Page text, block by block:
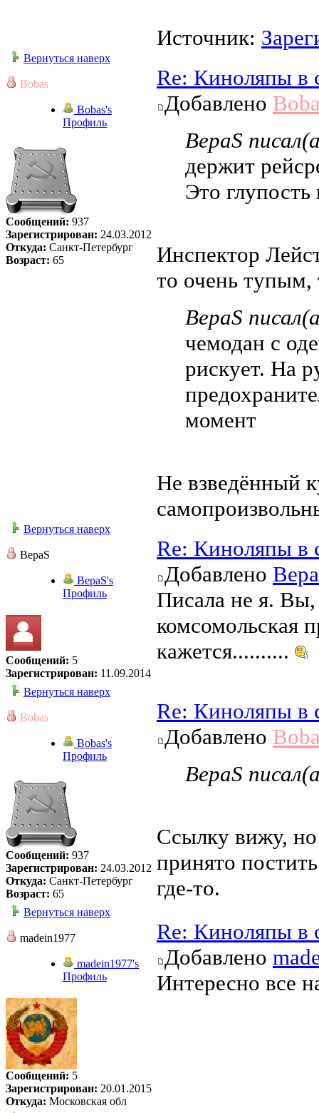
Источник:
Вернуться наверх
Bobas
Bobas's
Профиль
Сообщений: 937
Зарегистрирован: 24.03.2012
Откуда: Санкт-Петербург
Возраст: 65
Re: Киноляпы в
Добавлено
ВераS
держит
Это глупость
Инспектор
то очень тупым,
ВераS
чемодан с
рискует. На
момент
Не взведённый
Вернуться наверх
ВераS
ВераS's
Профиль
Сообщений: 5
Зарегистрирован: 11.09.2014
Re: Киноляпы в
Добавлено
Писала не я.
комсомольская
кажется..........
Вернуться наверх
Bobas
Bobas's
Профиль
Сообщений: 937
Зарегистрирован: 24.03.2012
Откуда: Санкт-Петербург
Возраст: 65
Re: Киноляпы в
Добавлено
ВераS
Ссылку вижу,
принято
где-то.
Вернуться наверх
madein1977
madein1977's
Профиль
Сообщений: 5
Зарегистрирован: 20.01.2015
Откуда: Московская обл
Re: Киноляпы в
Добавлено
Интересно все